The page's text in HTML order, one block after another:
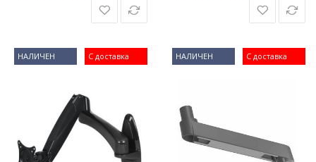
С доставка
НАЛИЧЕН С доставка
НАЛИЧЕН